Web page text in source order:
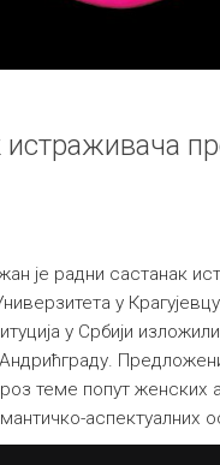
је радни састанак
у
у Србији
теме попут
аспектуалних